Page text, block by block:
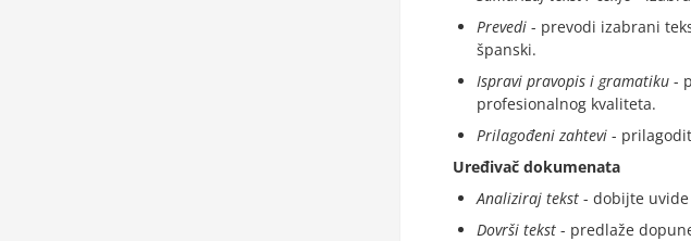
Prevedi - prevodi izabrani
španski.
Ispravi pravopis i gramatiku -
profesionalnog kvaliteta.
Prilagođeni zahtevi -
Uređivač dokumenata
Analiziraj tekst - dobijte
Dovrši tekst - predlaže